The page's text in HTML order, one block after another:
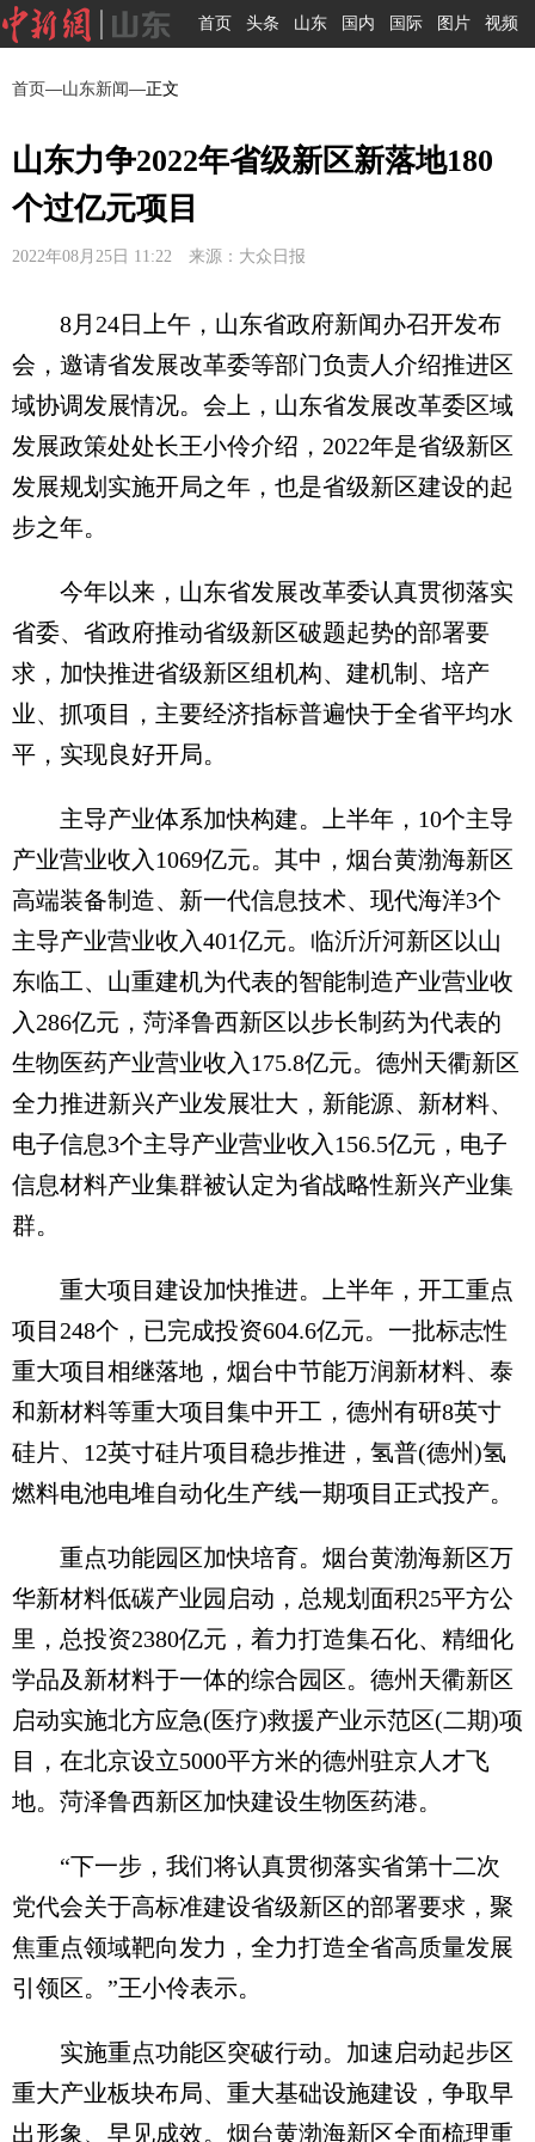
首页 头条 山东 国内 国际 图片 视频
首页—山东新闻—正文
山东力争2022年省级新区新落地180
个过亿元项目
2022年08月25日 11:22 来源：大众日报
8月24日上午，山东省政府新闻办召开发布
会，邀请省发展改革委等部门负责人介绍推进区
域协调发展情况。会上，山东省发展改革委区域
发展政策处处长王小伶介绍，2022年是省级新区
发展规划实施开局之年，也是省级新区建设的起
步之年。
今年以来，山东省发展改革委认真贯彻落实
省委、省政府推动省级新区破题起势的部署要
求，加快推进省级新区组机构、建机制、培产
业、抓项目，主要经济指标普遍快于全省平均水
平，实现良好开局。
主导产业体系加快构建。上半年，10个主导
产业营业收入1069亿元。其中，烟台黄渤海新区
高端装备制造、新一代信息技术、现代海洋3个
主导产业营业收入401亿元。临沂沂河新区以山
东临工、山重建机为代表的智能制造产业营业收
入286亿元，菏泽鲁西新区以步长制药为代表的
生物医药产业营业收入175.8亿元。德州天衢新区
全力推进新兴产业发展壮大，新能源、新材料、
电子信息3个主导产业营业收入156.5亿元，电子
信息材料产业集群被认定为省战略性新兴产业集
群。
重大项目建设加快推进。上半年，开工重点
项目248个，已完成投资604.6亿元。一批标志性
重大项目相继落地，烟台中节能万润新材料、泰
和新材料等重大项目集中开工，德州有研8英寸
硅片、12英寸硅片项目稳步推进，氢普(德州)氢
燃料电池电堆自动化生产线一期项目正式投产。
重点功能园区加快培育。烟台黄渤海新区万
华新材料低碳产业园启动，总规划面积25平方公
里，总投资2380亿元，着力打造集石化、精细化
学品及新材料于一体的综合园区。德州天衢新区
启动实施北方应急(医疗)救援产业示范区(二期)项
目，在北京设立5000平方米的德州驻京人才飞
地。菏泽鲁西新区加快建设生物医药港。
“下一步，我们将认真贯彻落实省第十二次
党代会关于高标准建设省级新区的部署要求，聚
焦重点领域靶向发力，全力打造全省高质量发展
引领区。”王小伶表示。
实施重点功能区突破行动。加速启动起步区
重大产业板块布局、重大基础设施建设，争取早
出形象、早见成效。烟台黄渤海新区全面梳理重